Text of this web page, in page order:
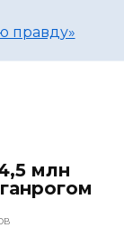
правду»
млн